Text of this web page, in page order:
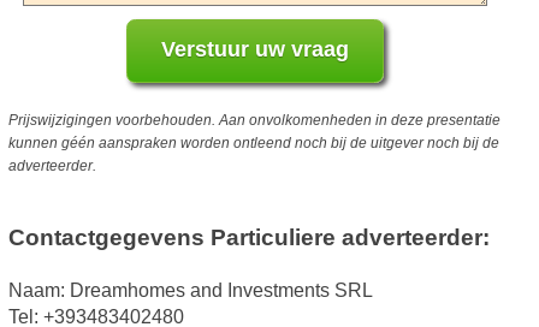
Prijswijzigingen voorbehouden. Aan onvolkomenheden in deze presentatie
kunnen géén aanspraken worden ontleend noch bij de uitgever noch bij de
adverteerder.
Contactgegevens Particuliere adverteerder:
Naam: Dreamhomes and Investments SRL
Tel: +393483402480